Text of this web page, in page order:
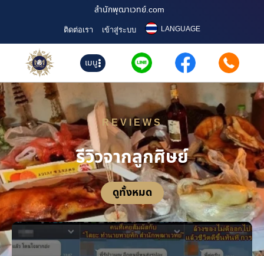
สำนักพุฒาเวทย์.com
ติดต่อเรา เข้าสู่ระบบ LANGUAGE
เมนู
REVIEWS
รีวิวจากลูกศิษย์
ดูทั้งหมด